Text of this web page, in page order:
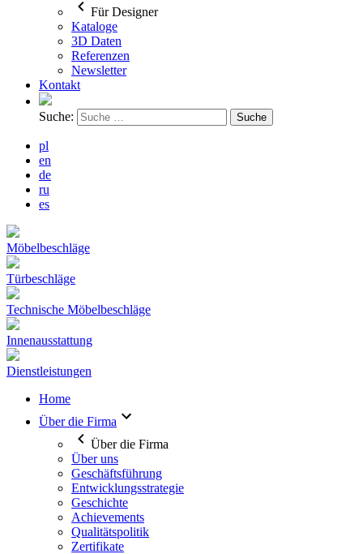
Für Designer
Kataloge
3D Daten
Referenzen
Newsletter
Kontakt
Suche:
pl
en
de
ru
es
Möbelbeschläge
Türbeschläge
Technische Möbelbeschläge
Innenausstattung
Dienstleistungen
Home
Über die Firma
Über die Firma
Über uns
Geschäftsführung
Entwicklungsstrategie
Geschichte
Achievements
Qualitätspolitik
Zertifikate